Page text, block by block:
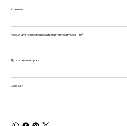
Хранение
Рекомендуется пастеризовать при температуре 65 - 85°.
Дата окончания срока.
Цена €/кг